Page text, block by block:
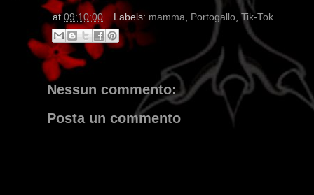
at 09:10:00 Labels: mamma, Portogallo, Tik-Tok
Nessun commento:
Posta un commento